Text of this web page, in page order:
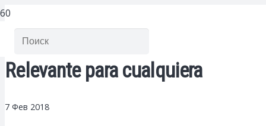
Relevante para cualquiera
7 Фев 2018